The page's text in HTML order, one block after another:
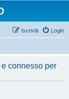
Login
Iscriviti
e connesso per